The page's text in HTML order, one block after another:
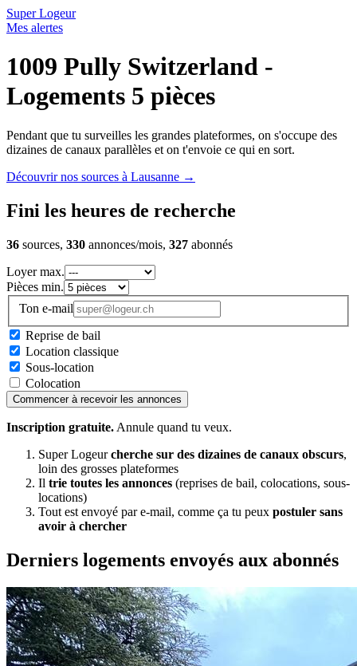
Super Logeur
Mes alertes
1009 Pully Switzerland -
Logements 5 pièces
Pendant que tu surveilles les grandes plateformes, on s'occupe des
dizaines de canaux parallèles et on t'envoie ce qui en sort.
Découvrir nos sources à Lausanne →
Fini les heures de recherche
36 sources, 330 annonces/mois, 327 abonnés
Loyer max.
Pièces min.
Ton e-mail
Reprise de bail
Location classique
Sous-location
Colocation
Commencer à recevoir les annonces
Inscription gratuite. Annule quand tu veux.
Super Logeurcherche sur des dizaines de canaux obscurs,
loin des grosses plateformes
Il trie toutes les annonces (reprises de bail, colocations, sous-
locations)
Tout est envoyé par e-mail, comme ça tu peux postuler sans
avoir à chercher
Derniers logements envoyés aux abonnés